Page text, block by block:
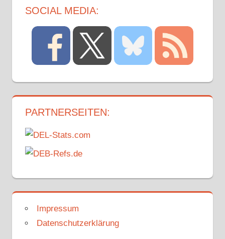
2024 - 1.
PLAYOFF-
SPIEL 2
SOCIAL MEDIA:
PARTNERSEITEN:
Impressum
Datenschutzerklärung